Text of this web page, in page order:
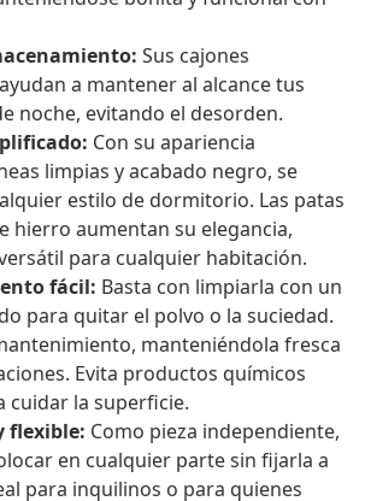
Sus cajones
a mantener al alcance tus
noche, evitando el desorden.
Con su apariencia
limpias y acabado negro, se
estilo de dormitorio. Las patas
hierro aumentan su elegancia,
para cualquier habitación.
fácil: Basta con limpiarla con un
para quitar el polvo o la suciedad.
manteniéndola fresca
Evita productos químicos
cuidar la superficie.
flexible: Como pieza independiente,
en cualquier parte sin fijarla a
para inquilinos o para quienes